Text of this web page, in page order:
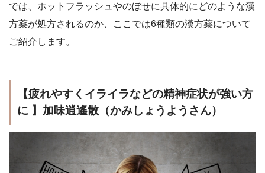
では、ホットフラッシュやのぼせに具体的にどのような漢
方薬が処方されるのか、ここでは6種類の漢方薬について
ご紹介します。
【疲れやすくイライラなどの精神症状が強い方
に 】加味逍遙散（かみしょうようさん）